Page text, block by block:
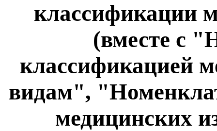
классификации
(вместе с
классификацией
видам",
медицинских